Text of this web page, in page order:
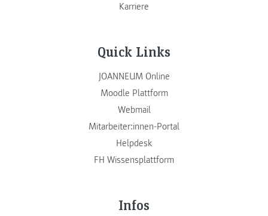
Karriere
Quick Links
JOANNEUM Online
Moodle Plattform
Webmail
Mitarbeiter:innen-Portal
Helpdesk
FH Wissensplattform
Infos